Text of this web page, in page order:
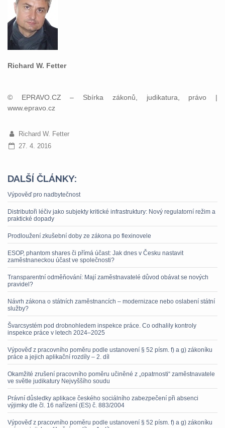
Richard W. Fetter
© EPRAVO.CZ – Sbírka zákonů, judikatura, právo |
www.epravo.cz
Richard W. Fetter
27. 4. 2016
DALŠÍ ČLÁNKY:
Výpověď pro nadbytečnost
Distributoři léčiv jako subjekty kritické infrastruktury: Nový regulatorní režim a
praktické dopady
Prodloužení zkušební doby ze zákona po flexinovele
ESOP, phantom shares či přímá účast: Jak dnes v Česku nastavit
zaměstnaneckou účast ve společnosti?
Transparentní odměňování: Mají zaměstnavatelé důvod obávat se nových
pravidel?
Návrh zákona o státních zaměstnancích – modernizace nebo oslabení státní
služby?
Švarcsystém pod drobnohledem inspekce práce. Co odhalily kontroly
inspekce práce v letech 2024–2025
Výpověď z pracovního poměru podle ustanovení § 52 písm. f) a g) zákoníku
práce a jejich aplikační rozdíly – 2. díl
Okamžité zrušení pracovního poměru učiněné z „opatrnosti“ zaměstnavatele
ve světle judikatury Nejvyššího soudu
Právní důsledky aplikace českého sociálního zabezpečení při absenci
výjimky dle čl. 16 nařízení (ES) č. 883/2004
Výpověď z pracovního poměru podle ustanovení § 52 písm. f) a g) zákoníku